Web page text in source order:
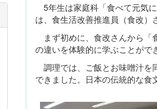
5年生は家庭科「食べて元気
は、食生活改善推進員（食改）
まず初めに、食改さんから「
の違いを体験的に学ぶことがで
調理では、ご飯とお味噌汁を
できました。日本の伝統的な食